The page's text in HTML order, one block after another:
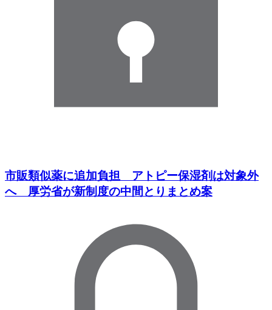
市販類似薬に追加負担 アトピー保湿剤は対象外
へ 厚労省が新制度の中間とりまとめ案